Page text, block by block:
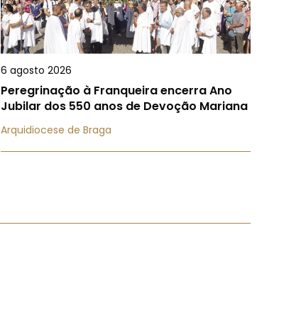
6 agosto 2026
Peregrinação à Franqueira encerra Ano
Jubilar dos 550 anos de Devoção Mariana
Arquidiocese de Braga